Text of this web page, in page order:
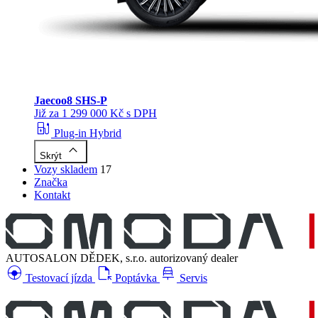
Jaecoo8 SHS-P
Již za 1 299 000 Kč s DPH
ev_station Plug-in Hybrid
Skrýt keyboard_arrow_up
Vozy skladem 17
Značka
Kontakt
AUTOSALON DĚDEK, s.r.o. autorizovaný dealer
search_hands_free Testovací jízda file_open Poptávka car_repair Servis